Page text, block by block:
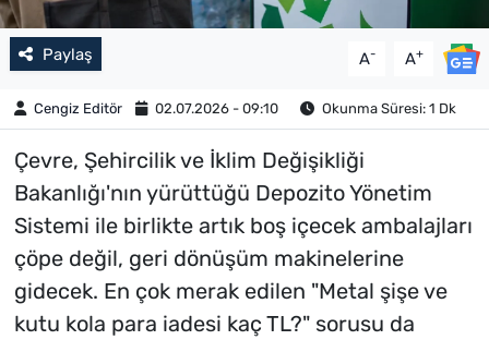
Paylaş A- A+
Cengiz Editör 02.07.2026 - 09:10 Okunma Süresi: 1 Dk
Çevre, Şehircilik ve İklim Değişikliği
Bakanlığı'nın yürüttüğü Depozito Yönetim
Sistemi ile birlikte artık boş içecek ambalajları
çöpe değil, geri dönüşüm makinelerine
gidecek. En çok merak edilen "Metal şişe ve
kutu kola para iadesi kaç TL?" sorusu da